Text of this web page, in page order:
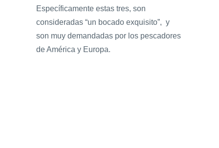
Específicamente estas tres, son
consideradas “un bocado exquisito”, y
son muy demandadas por los pescadores
de América y Europa.